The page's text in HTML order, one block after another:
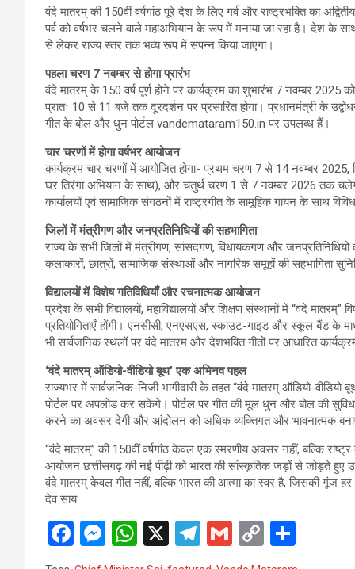
वंदे मातरम् की 150वीं वर्षगांठ पूरे देश के लिए गर्व और राष्ट्रभक्ति का
पर्व को वर्षभर चलने वाले महाअभियान के रूप में मनाया जा रहा है। देश के
से लेकर राज्य स्तर तक भव्य रूप में संपन्न किया जाएगा।
पहला चरण 7 नवम्बर से होगा प्रारंभ
वंदे मातरम् के 150 वर्ष पूर्ण होने पर कार्यक्रम का शुभारंभ 7 नवम्बर 2025 को
प्रातः 10 से 11 बजे तक दूरदर्शन पर प्रसारित होगा। प्रधानमंत्री के
गीत के बोल और धुन पोर्टल vandemataram150.in पर उपलब्ध हैं।
चार चरणों में होगा वर्षभर आयोजन
कार्यक्रम चार चरणों में आयोजित होगा- प्रथम चरण 7 से 14 नवम्बर
घर तिरंगा अभियान के साथ), और चतुर्थ चरण 1 से 7 नवम्बर 2026 तक
कार्यालयों एवं सामाजिक संगठनों में राष्ट्रगीत के सामूहिक गायन के साथ
जिलों में मंत्रीगण और जनप्रतिनिधियों की सहभागिता
राज्य के सभी जिलों में मंत्रीगण, सांसदगण, विधायकगण और
कलाकारों, छात्रों, सामाजिक संस्थाओं और नागरिक समूहों की सहभागिता
विद्यालयों में विशेष गतिविधियाँ और रचनात्मक आयोजन
प्रदेश के सभी विद्यालयों, महाविद्यालयों और शिक्षण संस्थानों में “वंदे मातरम्”
प्रतियोगिताएँ होंगी। एनसीसी, एनएसएस, स्काउट-गाइड और स्कूल बैंड के
भी सार्वजनिक स्थलों पर वंदे मातरम और देशभक्ति गीतों पर आधारित
‘वंदे मातरम् ऑडियो-वीडियो बूथ’ एक अभिनव पहल
राज्यभर में सार्वजनिक-निजी भागीदारी के तहत “वंदे मातरम् ऑडियो-
पोर्टल पर अपलोड कर सकेंगे। पोर्टल पर गीत की मूल धुन और बोल की
करने का अवसर देगी और आंदोलन को अधिक व्यक्तिगत और भावनात्मक
“वंदे मातरम्” की 150वीं वर्षगांठ केवल एक स्मरणीय अवसर नहीं, बल्कि
आयोजन छत्तीसगढ़ की नई पीढ़ी को भारत की सांस्कृतिक जड़ों से जोड़ते हुए
वंदे मातरम् केवल गीत नहीं, बल्कि भारत की आत्मा का स्वर है, जिसकी गूंज
देव साय
F
a
M
es
W
h
X
T
el
G
m
C
o